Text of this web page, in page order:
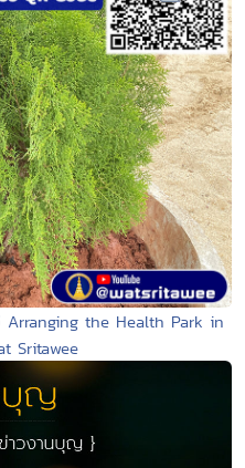
the Health Park in
Sritawee